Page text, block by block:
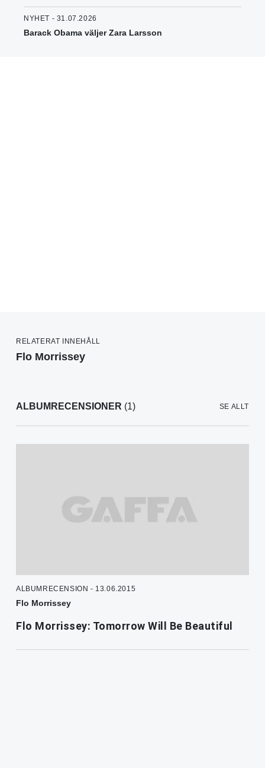
NYHET - 31.07.2026
Barack Obama väljer Zara Larsson
RELATERAT INNEHÅLL
Flo Morrissey
ALBUMRECENSIONER (1) SE ALLT
ALBUMRECENSION - 13.06.2015
Flo Morrissey
Flo Morrissey: Tomorrow Will Be Beautiful